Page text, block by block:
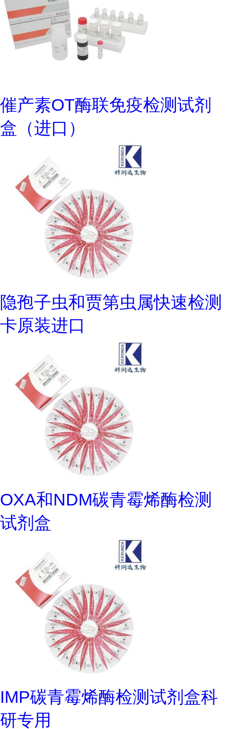
催产素OT酶联免疫检测试剂
盒（进口）
隐孢子虫和贾第虫属快速检测
卡原装进口
OXA和NDM碳青霉烯酶检测
试剂盒
IMP碳青霉烯酶检测试剂盒科
研专用